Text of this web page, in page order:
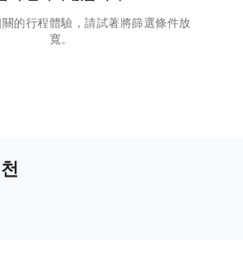
的行程體驗，請試著將篩選條件放
寬。